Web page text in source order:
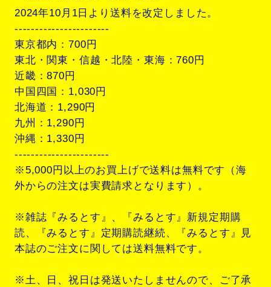
2024年10月1日より送料を改定しました。
-----------------------
東京都内：700円
東北・関東・信越・北陸・東海：760円
近畿：870円
中国四国：1,030円
北海道：1,290円
九州：1,290円
沖縄：1,330円
-----------------------
※5,000円以上のお買上げで送料は無料です（海
外からの注文は実費請求となります）。
※雑誌『みるとす』、『みるとす』新規定期購
読、『みるとす』定期購読継続、『みるとす』見
本誌のご注文に関しては送料無料です。
※土、日、祝日は発送いたしませんので、ご了承